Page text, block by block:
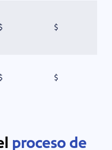
Con cargo $Con cargo
Con cargo $Con cargo
proceso de